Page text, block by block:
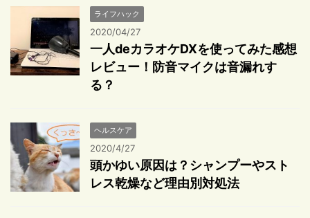
ライフハック
2020/04/27
一人deカラオケDXを使ってみた感想
レビュー！防音マイクは音漏れす
る？
ヘルスケア
2020/4/27
頭かゆい原因は？シャンプーやスト
レス乾燥など理由別対処法